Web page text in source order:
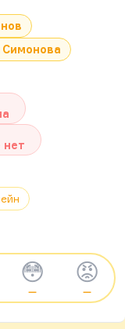
Симонова
нет
😳
—
😡
—